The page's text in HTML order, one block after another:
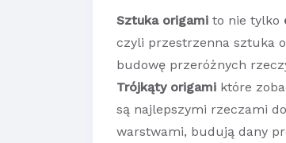
Sztuka origami to nie tylko
czyli przestrzenna sztuka
budowę przeróżnych
Trójkąty origami które
są najlepszymi rzeczami
warstwami, budują dany